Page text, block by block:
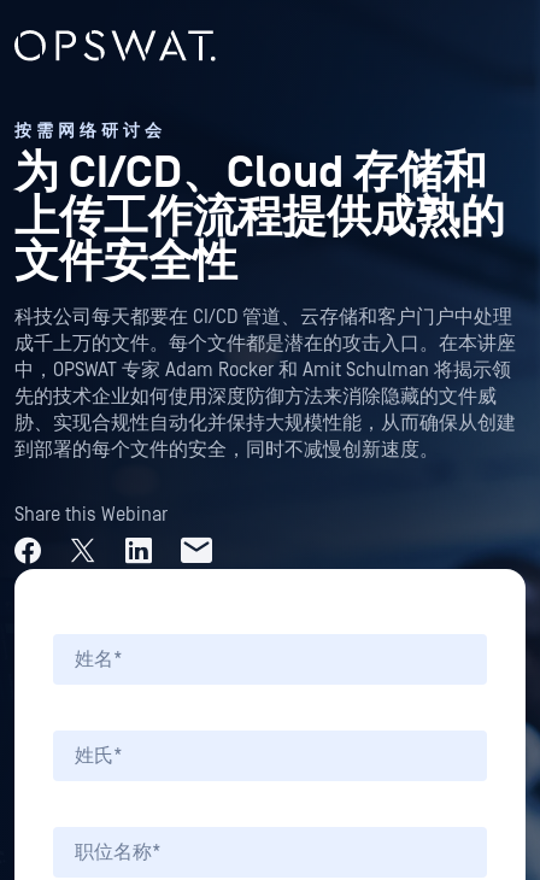
按需网络研讨会
为 CI/CD、Cloud 存储和
上传工作流程提供成熟的
文件安全性
科技公司每天都要在 CI/CD 管道、云存储和客户门户中处理
成千上万的文件。每个文件都是潜在的攻击入口。在本讲座
中，OPSWAT 专家 Adam Rocker 和 Amit Schulman 将揭示领
先的技术企业如何使用深度防御方法来消除隐藏的文件威
胁、实现合规性自动化并保持大规模性能，从而确保从创建
到部署的每个文件的安全，同时不减慢创新速度。
Share this Webinar